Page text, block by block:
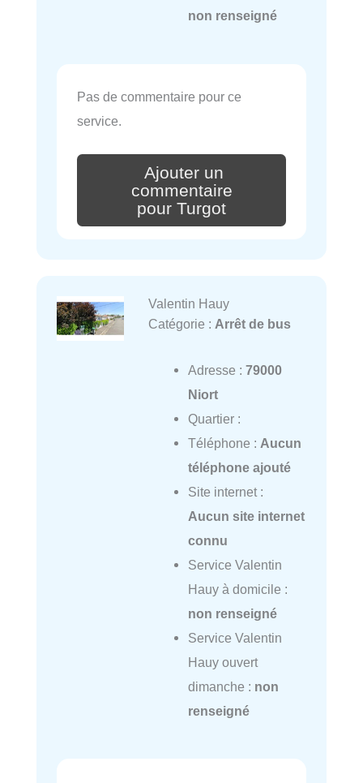
non renseigné
Pas de commentaire pour ce
service.
Ajouter un
commentaire
pour Turgot
Valentin Hauy
Catégorie : Arrêt de bus
Adresse : 79000
Niort
Quartier :
Téléphone : Aucun
téléphone ajouté
Site internet :
Aucun site internet
connu
Service Valentin
Hauy à domicile :
non renseigné
Service Valentin
Hauy ouvert
dimanche : non
renseigné